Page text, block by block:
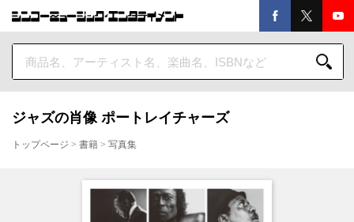
ジャズの肖像 ポートレイチャーズ
トップページ > 書籍 > 写真集